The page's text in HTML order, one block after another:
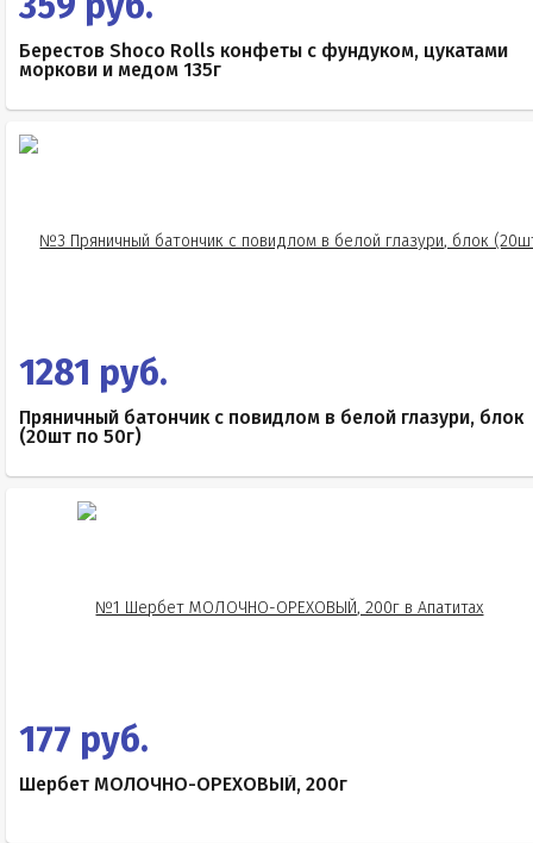
Берестов Shoco Rolls конфеты с фундуком, цукатами
моркови и медом 135г
1281 руб.
Пряничный батончик с повидлом в белой глазури, блок
(20шт по 50г)
177 руб.
Шербет МОЛОЧНО-ОРЕХОВЫЙ, 200г